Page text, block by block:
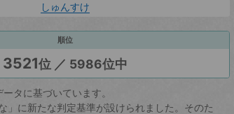
しゅんすけ
順位
3521位 ／ 5986位中
タに基づいています。
に新たな判定基準が設けられました。そのた